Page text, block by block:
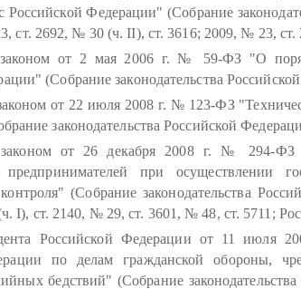
Российской Федерации" (Собрание
ст. 2692, № 30 (ч. II), ст. 3616; 2009, № 23,
от 2 мая 2006 г. № 59-ФЗ "О
(Собрание законодательства
от 22 июля 2008 г. № 123-ФЗ
законодательства Российской
законом от 26 декабря 2008 г. № 294-
при осуществлении
(Собрание законодательства
I), ст. 2140, № 29, ст. 3601, № 48, ст. 5711;
Российской Федерации от 11 июля
по делам гражданской обороны,
бедствий" (Собрание